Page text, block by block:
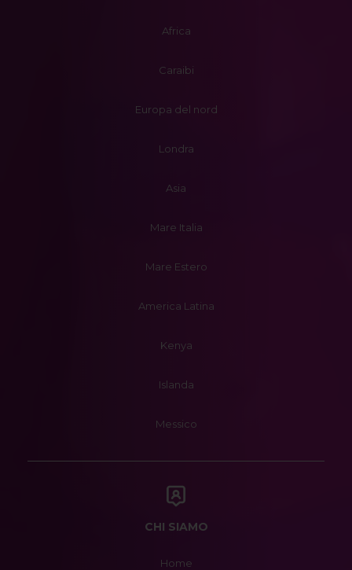
Africa
Caraibi
Europa del nord
Londra
Asia
Mare Italia
Mare Estero
America Latina
Kenya
Islanda
Messico
CHI SIAMO
Home